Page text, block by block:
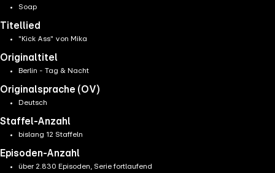
Soap
Titellied
"Kick Ass" von Mika
Originaltitel
Berlin - Tag & Nacht
Originalsprache (OV)
Deutsch
Staffel-Anzahl
bislang 12 Staffeln
Episoden-Anzahl
über 2.830 Episoden, Serie fortlaufend